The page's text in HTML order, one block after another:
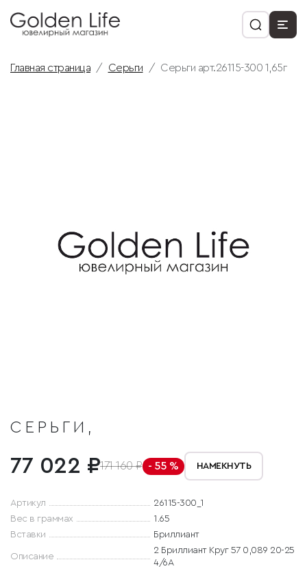
Главная страница Серьги Серьги арт.26115-300 1,65г
СЕРЬГИ,
77 022 ₽171 160 ₽ - 55 % НАМЕКНУТЬ
Артикул
26115-300_1
Вес в граммах
1.65
Вставки
Бриллиант
Описание
2 Бриллиант Круг 57 0,089 20-25
4/6А